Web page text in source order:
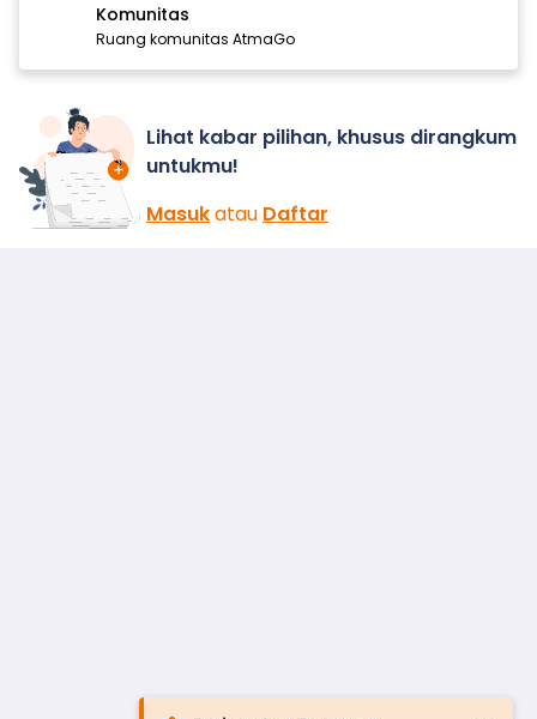
Komunitas
Ruang komunitas AtmaGo
Lihat kabar pilihan, khusus dirangkum
untukmu!
Masukatau Daftar